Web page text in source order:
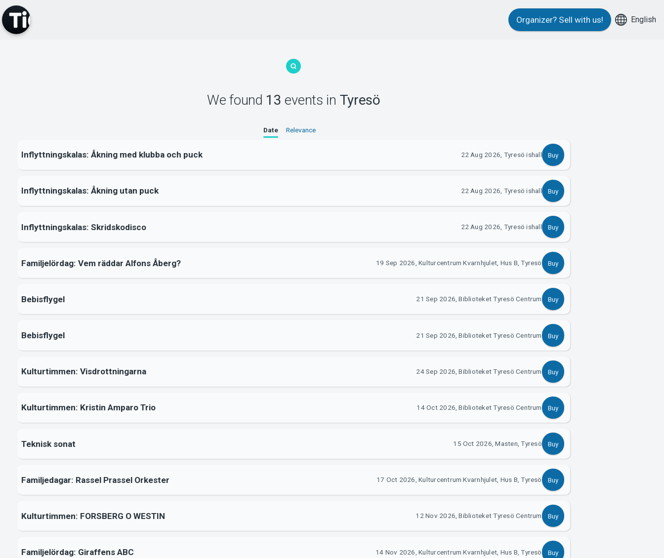
Organizer? Sell with us! English
We found 13 events in Tyresö
Date Relevance
Inflyttningskalas: Åkning med klubba och puck 22 Aug 2026, Tyresö ishall Buy
Inflyttningskalas: Åkning utan puck 22 Aug 2026, Tyresö ishall Buy
Inflyttningskalas: Skridskodisco 22 Aug 2026, Tyresö ishall Buy
Familjelördag: Vem räddar Alfons Åberg? 19 Sep 2026, Kulturcentrum Kvarnhjulet, Hus B, Tyresö Buy
Bebisflygel 21 Sep 2026, Biblioteket Tyresö Centrum Buy
Bebisflygel 21 Sep 2026, Biblioteket Tyresö Centrum Buy
Kulturtimmen: Visdrottningarna 24 Sep 2026, Biblioteket Tyresö Centrum Buy
Kulturtimmen: Kristin Amparo Trio 14 Oct 2026, Biblioteket Tyresö Centrum Buy
Teknisk sonat 15 Oct 2026, Masten, Tyresö Buy
Familjedagar: Rassel Prassel Orkester 17 Oct 2026, Kulturcentrum Kvarnhjulet, Hus B, Tyresö Buy
Kulturtimmen: FORSBERG O WESTIN 12 Nov 2026, Biblioteket Tyresö Centrum Buy
Familjelördag: Giraffens ABC 14 Nov 2026, Kulturcentrum Kvarnhjulet, Hus B, Tyresö Buy